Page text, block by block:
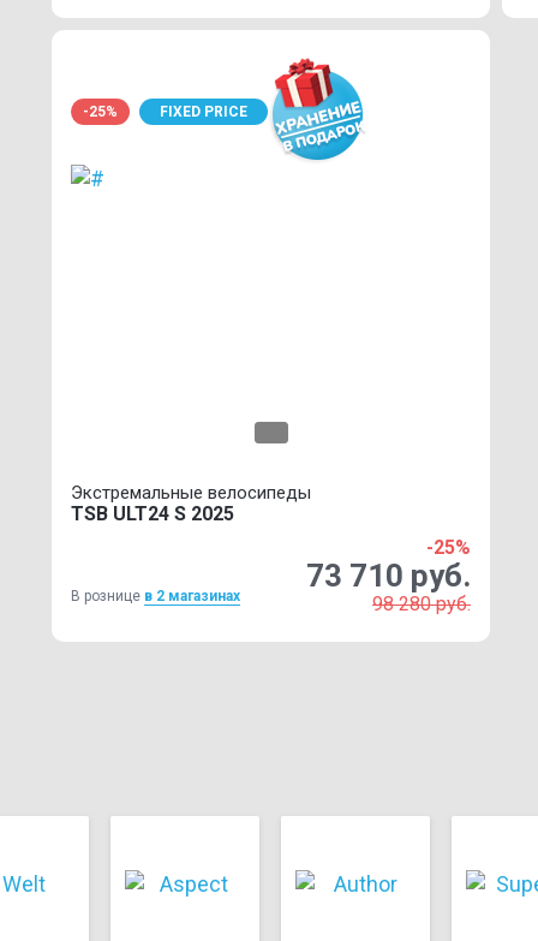
-25% FIXED PRICE
Экстремальные велосипеды
TSB ULT24 S 2025
В рознице в 2 магазинах
-25%
73 710 руб.
98 280 руб.